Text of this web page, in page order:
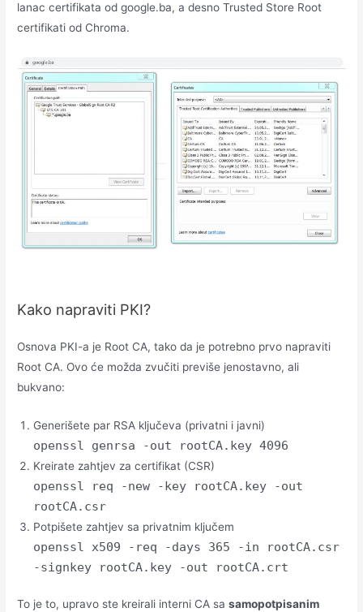
lanac certifikata od google.ba, a desno Trusted Store Root
certifikati od Chroma.
Kako napraviti PKI?
Osnova PKI-a je Root CA, tako da je potrebno prvo napraviti
Root CA. Ovo će možda zvučiti previše jenostavno, ali
bukvano:
Generišete par RSA ključeva (privatni i javni)
openssl genrsa -out rootCA.key 4096
Kreirate zahtjev za certifikat (CSR)
openssl req -new -key rootCA.key -out
rootCA.csr
Potpišete zahtjev sa privatnim ključem
openssl x509 -req -days 365 -in rootCA.csr
-signkey rootCA.key -out rootCA.crt
To je to, upravo ste kreirali interni CA sasamopotpisanim